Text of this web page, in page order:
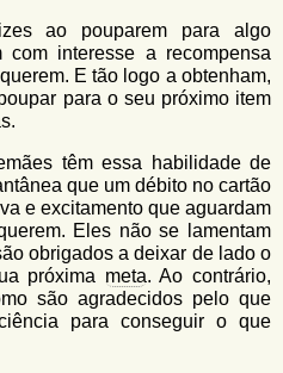
ao pouparem para algo
com interesse a recompensa
E tão logo a obtenham,
para o seu próximo item
têm essa habilidade de
que um débito no cartão
e excitamento que aguardam
Eles não se lamentam
obrigados a deixar de lado o
próxima meta. Ao contrário,
são agradecidos pelo que
para conseguir o que